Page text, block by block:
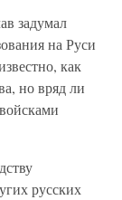
задумал
на Руси
как
но вряд ли
русских